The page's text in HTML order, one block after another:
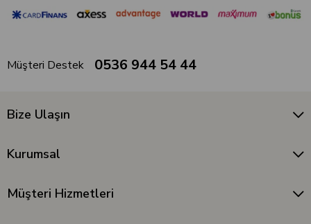
Müşteri Destek 0536 944 54 44
Bize Ulaşın
Kurumsal
Müşteri Hizmetleri